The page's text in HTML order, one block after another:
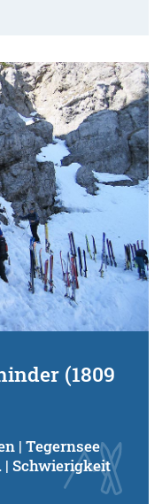
(1809
| Tegernsee
| Schwierigkeit